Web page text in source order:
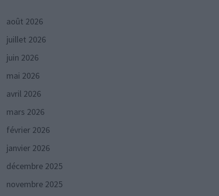
août 2026
juillet 2026
juin 2026
mai 2026
avril 2026
mars 2026
février 2026
janvier 2026
décembre 2025
novembre 2025